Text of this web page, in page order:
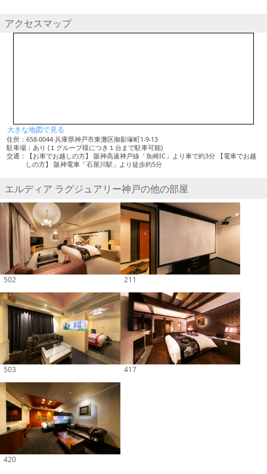
アクセスマップ
大きな地図で見る
住所：658-0044 兵庫県神戸市東灘区御影塚町1-9-13
駐車場：あり (１グループ様につき１台まで駐車可能)
交通：【お車でお越しの方】 阪神高速神戸線「魚崎IC」より車で約3分 【電車でお越
しの方】 阪神電車「石屋川駅」より徒歩約5分
エルディア ラグジュアリー神戸の他の部屋
502 211
503 417
420